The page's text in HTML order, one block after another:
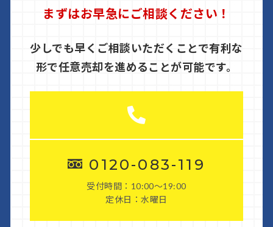
まずはお早急にご相談ください！
少しでも早くご相談いただくことで有利な
形で任意売却を進めることが可能です。
0120-083-119
受付時間：10:00〜19:00
定休日：水曜日